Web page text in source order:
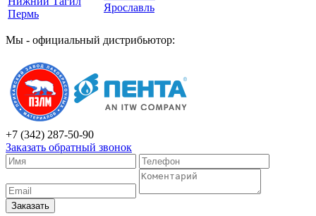
Пермь
Ярославль
Мы - официальный дистрибьютор:
+7 (342) 287-50-90
Заказать обратный звонок
Заказать